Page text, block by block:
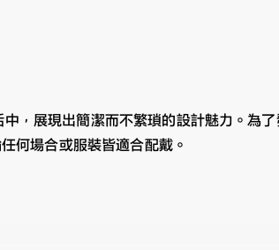
，展現出簡潔而不繁瑣的設計魅力。為
何場合或服裝皆適合配戴。